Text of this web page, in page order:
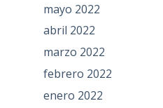
mayo 2022
abril 2022
marzo 2022
febrero 2022
enero 2022